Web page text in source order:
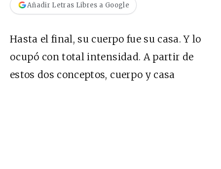
Añadir Letras Libres a Google
Hasta el final, su cuerpo fue su casa. Y lo
ocupó con total intensidad. A partir de
estos dos conceptos, cuerpo y casa